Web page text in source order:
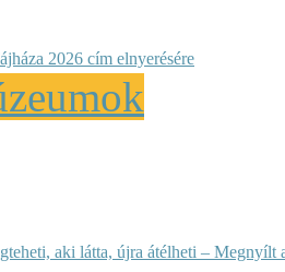
2026 cím elnyerésére
aki látta, újra átélheti –